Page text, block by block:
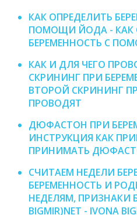
КАК ОПРЕДЕЛИТЬ
ПОМОЩИ ЙОДА - КАК
БЕРЕМЕННОСТЬ С
КАК И ДЛЯ ЧЕГО
СКРИНИНГ ПРИ
ВТОРОЙ СКРИНИНГ
ПРОВОДЯТ
ДЮФАСТОН ПРИ
ИНСТРУКЦИЯ КАК
ПРИНИМАТЬ
СЧИТАЕМ НЕДЕЛИ
БЕРЕМЕННОСТЬ И
НЕДЕЛЯМ, ПРИЗНАКИ
BIGMIR)NET - IVONA